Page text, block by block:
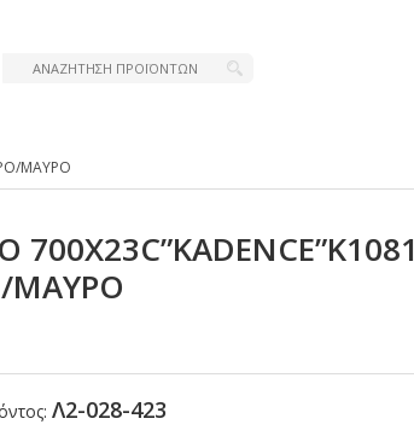
ΜΑΥΡΟ
700Χ23C”ΚΑDΕΝCΕ”Κ1081
ΜΑΥΡΟ
Λ2-028-423